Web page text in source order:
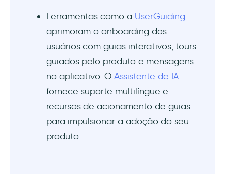
Ferramentas como a UserGuiding
aprimoram o onboarding dos
usuários com guias interativos, tours
guiados pelo produto e mensagens
no aplicativo. O Assistente de IA
fornece suporte multilíngue e
recursos de acionamento de guias
para impulsionar a adoção do seu
produto.